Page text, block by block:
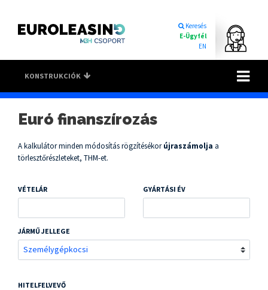
Keresés
E-Ügyfél
EN
KONSTRUKCIÓK Toggle
Euró finanszírozás
A kalkulátor minden módosítás rögzítésékorújraszámolja a
törlesztőrészleteket, THM-et.
VÉTELÁR GYÁRTÁSI ÉV
JÁRMŰ JELLEGE
HITELFELVEVŐ